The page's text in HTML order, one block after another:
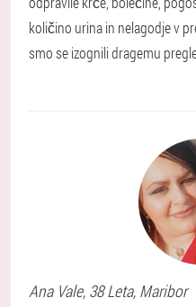
količino urina in nelagodje v
smo se izognili dragemu
Ana Vale, 38 Leta, Maribor